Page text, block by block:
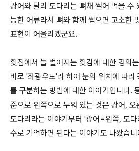
광어와 달리 도다리는 뼈채 썰어 먹을 수
능한 어류라서 뼈와 함께 씹으면 고소한
표현이 어울리겠군요.
횟집에서 늘 벌어지는 횟감에 대한 강의
바로 '좌광우도'라 하여 눈의 위치에 따라
를 구분하는 방법에 대한 이야기입니다.
준으로 왼쪽으로 누워 있는 것은 광어,
도다리라는 이야기부터 '광어=왼쪽, 도
수로 기억하면 된다는 이야기도 나왔습니